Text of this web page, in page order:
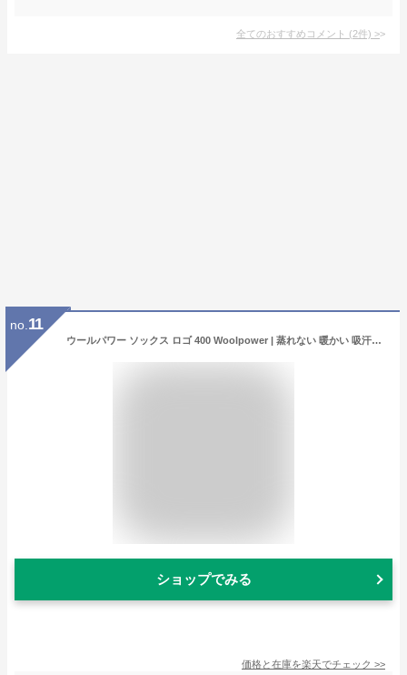
全てのおすすめコメント (2件) >
no. 11
ウールパワー ソックス ロゴ 400 Woolpower | 蒸れない 暖かい 吸汗速乾 抗菌防臭 防臭 厚手 分厚い 保温性 極暖 防寒 靴下 ユニセックス ヒートテック 肌着 下着 防寒着 ウール メリノウール レディース メンズ 無地 さらさら アウトドア 登山 正規品
ショップでみる
価格と在庫を楽天でチェック >>